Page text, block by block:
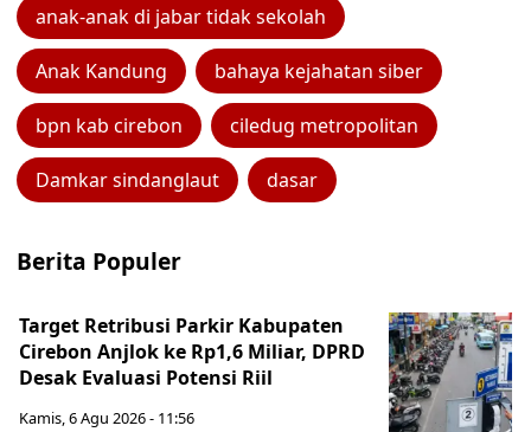
anak-anak di jabar tidak sekolah
Anak Kandung bahaya kejahatan siber
bpn kab cirebon ciledug metropolitan
Damkar sindanglaut dasar
Berita Populer
Target Retribusi Parkir Kabupaten
Cirebon Anjlok ke Rp1,6 Miliar, DPRD
Desak Evaluasi Potensi Riil
Kamis, 6 Agu 2026 - 11:56